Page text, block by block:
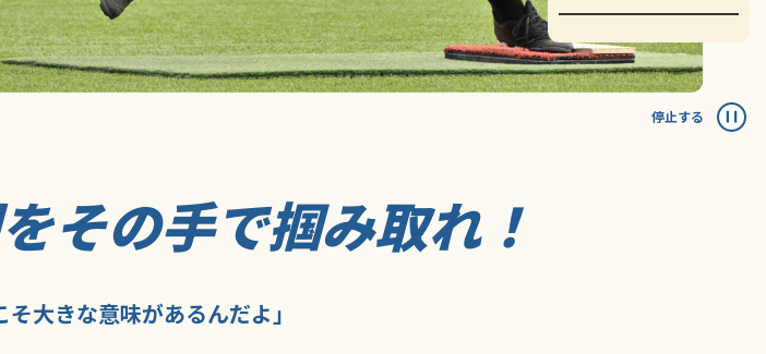
停止する
その手で掴み取れ！
そ大きな意味があるんだよ」